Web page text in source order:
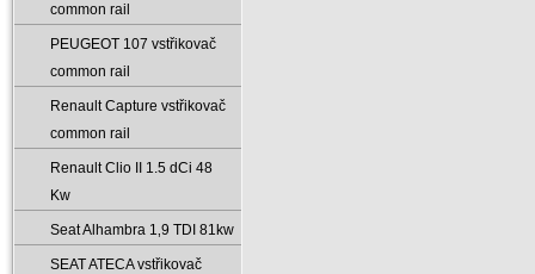
common rail
PEUGEOT 107 vstřikovač
common rail
Renault Capture vstřikovač
common rail
Renault Clio II 1.5 dCi 48
Kw
Seat Alhambra 1‚9 TDI 81kw
SEAT ATECA vstřikovač